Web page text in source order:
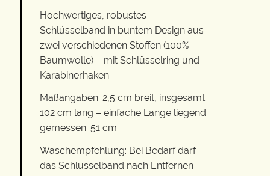
Hochwertiges, robustes
Schlüsselband in buntem Design aus
zwei verschiedenen Stoffen (100%
Baumwolle) – mit Schlüsselring und
Karabinerhaken.
Maßangaben: 2,5 cm breit, insgesamt
102 cm lang – einfache Länge liegend
gemessen: 51 cm
Waschempfehlung: Bei Bedarf darf
das Schlüsselband nach Entfernen